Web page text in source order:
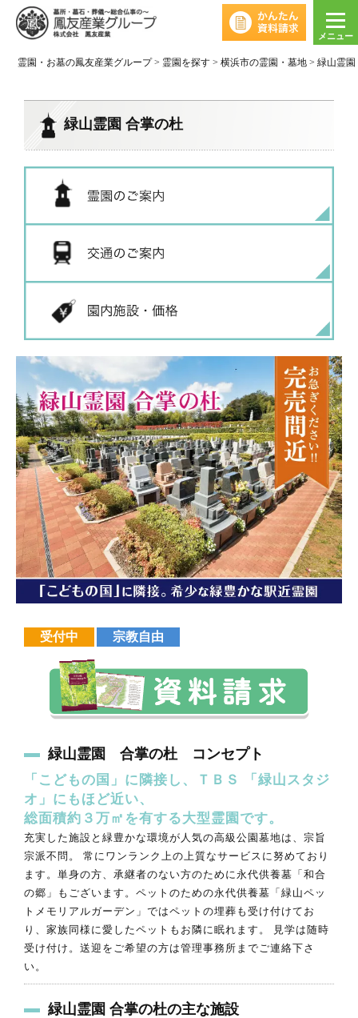
メニュー
霊園・お墓の鳳友産業グループ > 霊園を探す > 横浜市の霊園・墓地 > 緑山霊園
緑山霊園 合掌の杜
受付中 宗教自由
緑山霊園 合掌の杜 コンセプト
「こどもの国」に隣接し、ＴＢＳ 「緑山スタジ
オ」にもほど近い、
総面積約３万㎡を有する大型霊園です。
充実した施設と緑豊かな環境が人気の高級公園墓地は、宗旨
宗派不問。 常にワンランク上の上質なサービスに努めており
ます。単身の方、承継者のない方のために永代供養墓「和合
の郷」もございます。ペットのための永代供養墓「緑山ペッ
トメモリアルガーデン」ではペットの埋葬も受け付けてお
り、家族同様に愛したペットもお隣に眠れます。 見学は随時
受け付け。送迎をご希望の方は管理事務所までご連絡下さ
い。
緑山霊園 合掌の杜の主な施設